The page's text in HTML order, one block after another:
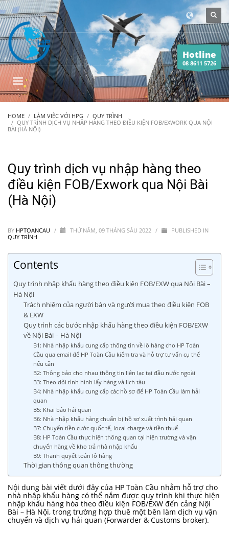
Hotline
08 8611 5726
HOME LÀM VIỆC VỚI HPG
QUY TRÌNH
QUY TRÌNH DỊCH VỤ NHẬP HÀNG THEO ĐIỀU KIỆN FOB/EXWORK QUA NỘI
BÀI (HÀ NỘI)
Quy trình dịch vụ nhập hàng theo
điều kiện FOB/Exwork qua Nội Bài
(Hà Nội)
BY HPTOANCAU / THỨ NĂM, 09 THÁNG SÁU 2022 /
PUBLISHED IN
QUY TRÌNH
Contents
Quy trình nhập khẩu hàng theo điều kiện FOB/EXW qua Nội Bài –
Hà Nội
Trách nhiệm của người bán và người mua theo điều kiện FOB
& EXW
Quy trình các bước nhập khẩu hàng theo điều kiện FOB/EXW
về Nội Bài – Hà Nội
B1: Nhà nhập khẩu cung cấp thông tin về lô hàng cho HP Toàn
Cầu qua email để HP Toàn Cầu kiểm tra và hỗ trợ tư vấn cụ thể
nếu cần
B2: Thông báo cho nhau thông tin liên lạc tại đầu nước ngoài
B3: Theo dõi tình hình lấy hàng và lịch tàu
B4: Nhà nhập khẩu cung cấp các hồ sơ để HP Toàn Cầu làm hải
quan
B5: Khai báo hải quan
B6: Nhà nhập khẩu hàng chuẩn bị hồ sơ xuất trình hải quan
B7: Chuyển tiền cước quốc tế, local charge và tiền thuế
B8: HP Toàn Cầu thực hiện thông quan tại hiện trường và vận
chuyển hàng về kho trả nhà nhập khẩu
B9: Thanh quyết toán lô hàng
Thời gian thông quan thông thường
Nội dung bài viết dưới đây của HP Toàn Cầu nhằm hỗ trợ cho
nhà nhập khẩu hàng có thể nắm được quy trình khi thực hiện
nhập khẩu hàng hóa theo điều kiện FOB/EXW đến cảng Nội
Bài – Hà Nội, trong trường hợp thuê một bên làm dịch vụ vận
chuyển và dịch vụ hải quan (Forwarder & Customs broker).